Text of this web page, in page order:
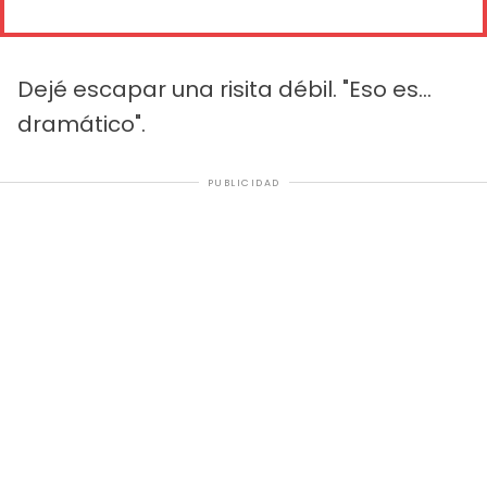
Dejé escapar una risita débil. "Eso es...
dramático".
PUBLICIDAD